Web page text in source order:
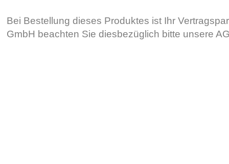
Bei Bestellung dieses Produktes ist Ihr
GmbH beachten Sie diesbezüglich bitte unsere